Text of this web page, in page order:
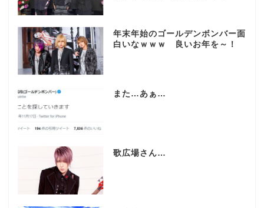
年末年始のゴールデンボンバー面
白いなｗｗｗ 良いお年を～！
また…あぁ…
歌広場さん…